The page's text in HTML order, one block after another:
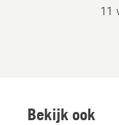
11
Bekijk ook